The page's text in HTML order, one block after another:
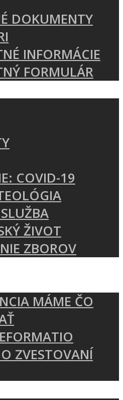
DOKUMENTY
INFORMÁCIE
FORMULÁR
COVID-19
ŽIVOT
ZBOROV
MÁME ČO
ZVESTOVANÍ